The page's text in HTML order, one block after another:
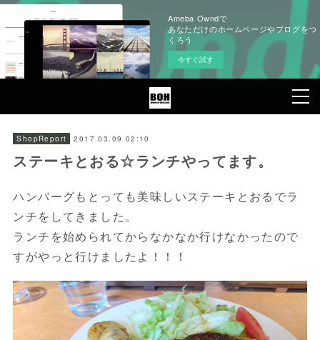
Ameba Owndで
あなただけのホームページやブログをつ
くろう
今すぐ試す
ShopReport 2017.03.09 02:10
ステーキとおる☆ランチやってます。
ハンバーグもとっても美味しいステーキとおるでラ
ンチをしてきました。
ランチを始められてからなかなか行けなかったので
すがやっと行けましたよ！！！